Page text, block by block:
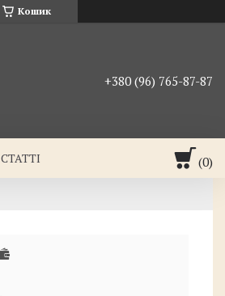
Кошик
+380 (96) 765-87-87
СТАТТІ